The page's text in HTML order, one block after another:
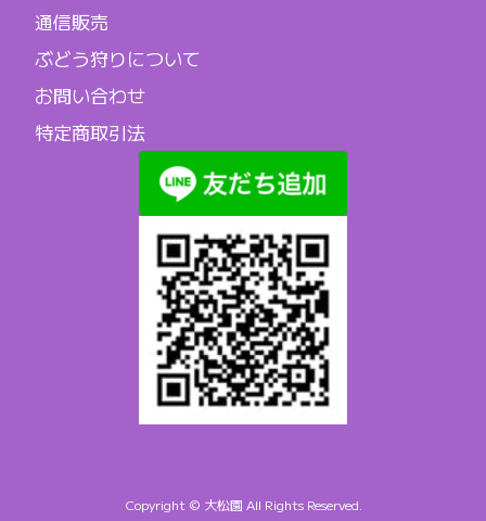
通信販売
ぶどう狩りについて
お問い合わせ
特定商取引法
Copyright © 大松園 All Rights Reserved.